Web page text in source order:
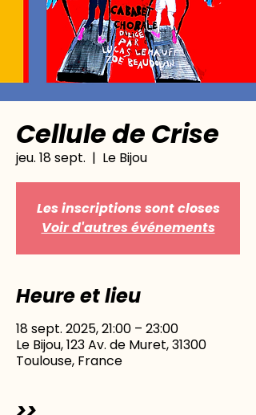
Cellule de Crise
jeu. 18 sept.
  |
Le Bijou
Les inscriptions sont closes
Voir d'autres événements
Heure et lieu
18 sept. 2025, 21:00 – 23:00
Le Bijou, 123 Av. de Muret, 31300
Toulouse, France